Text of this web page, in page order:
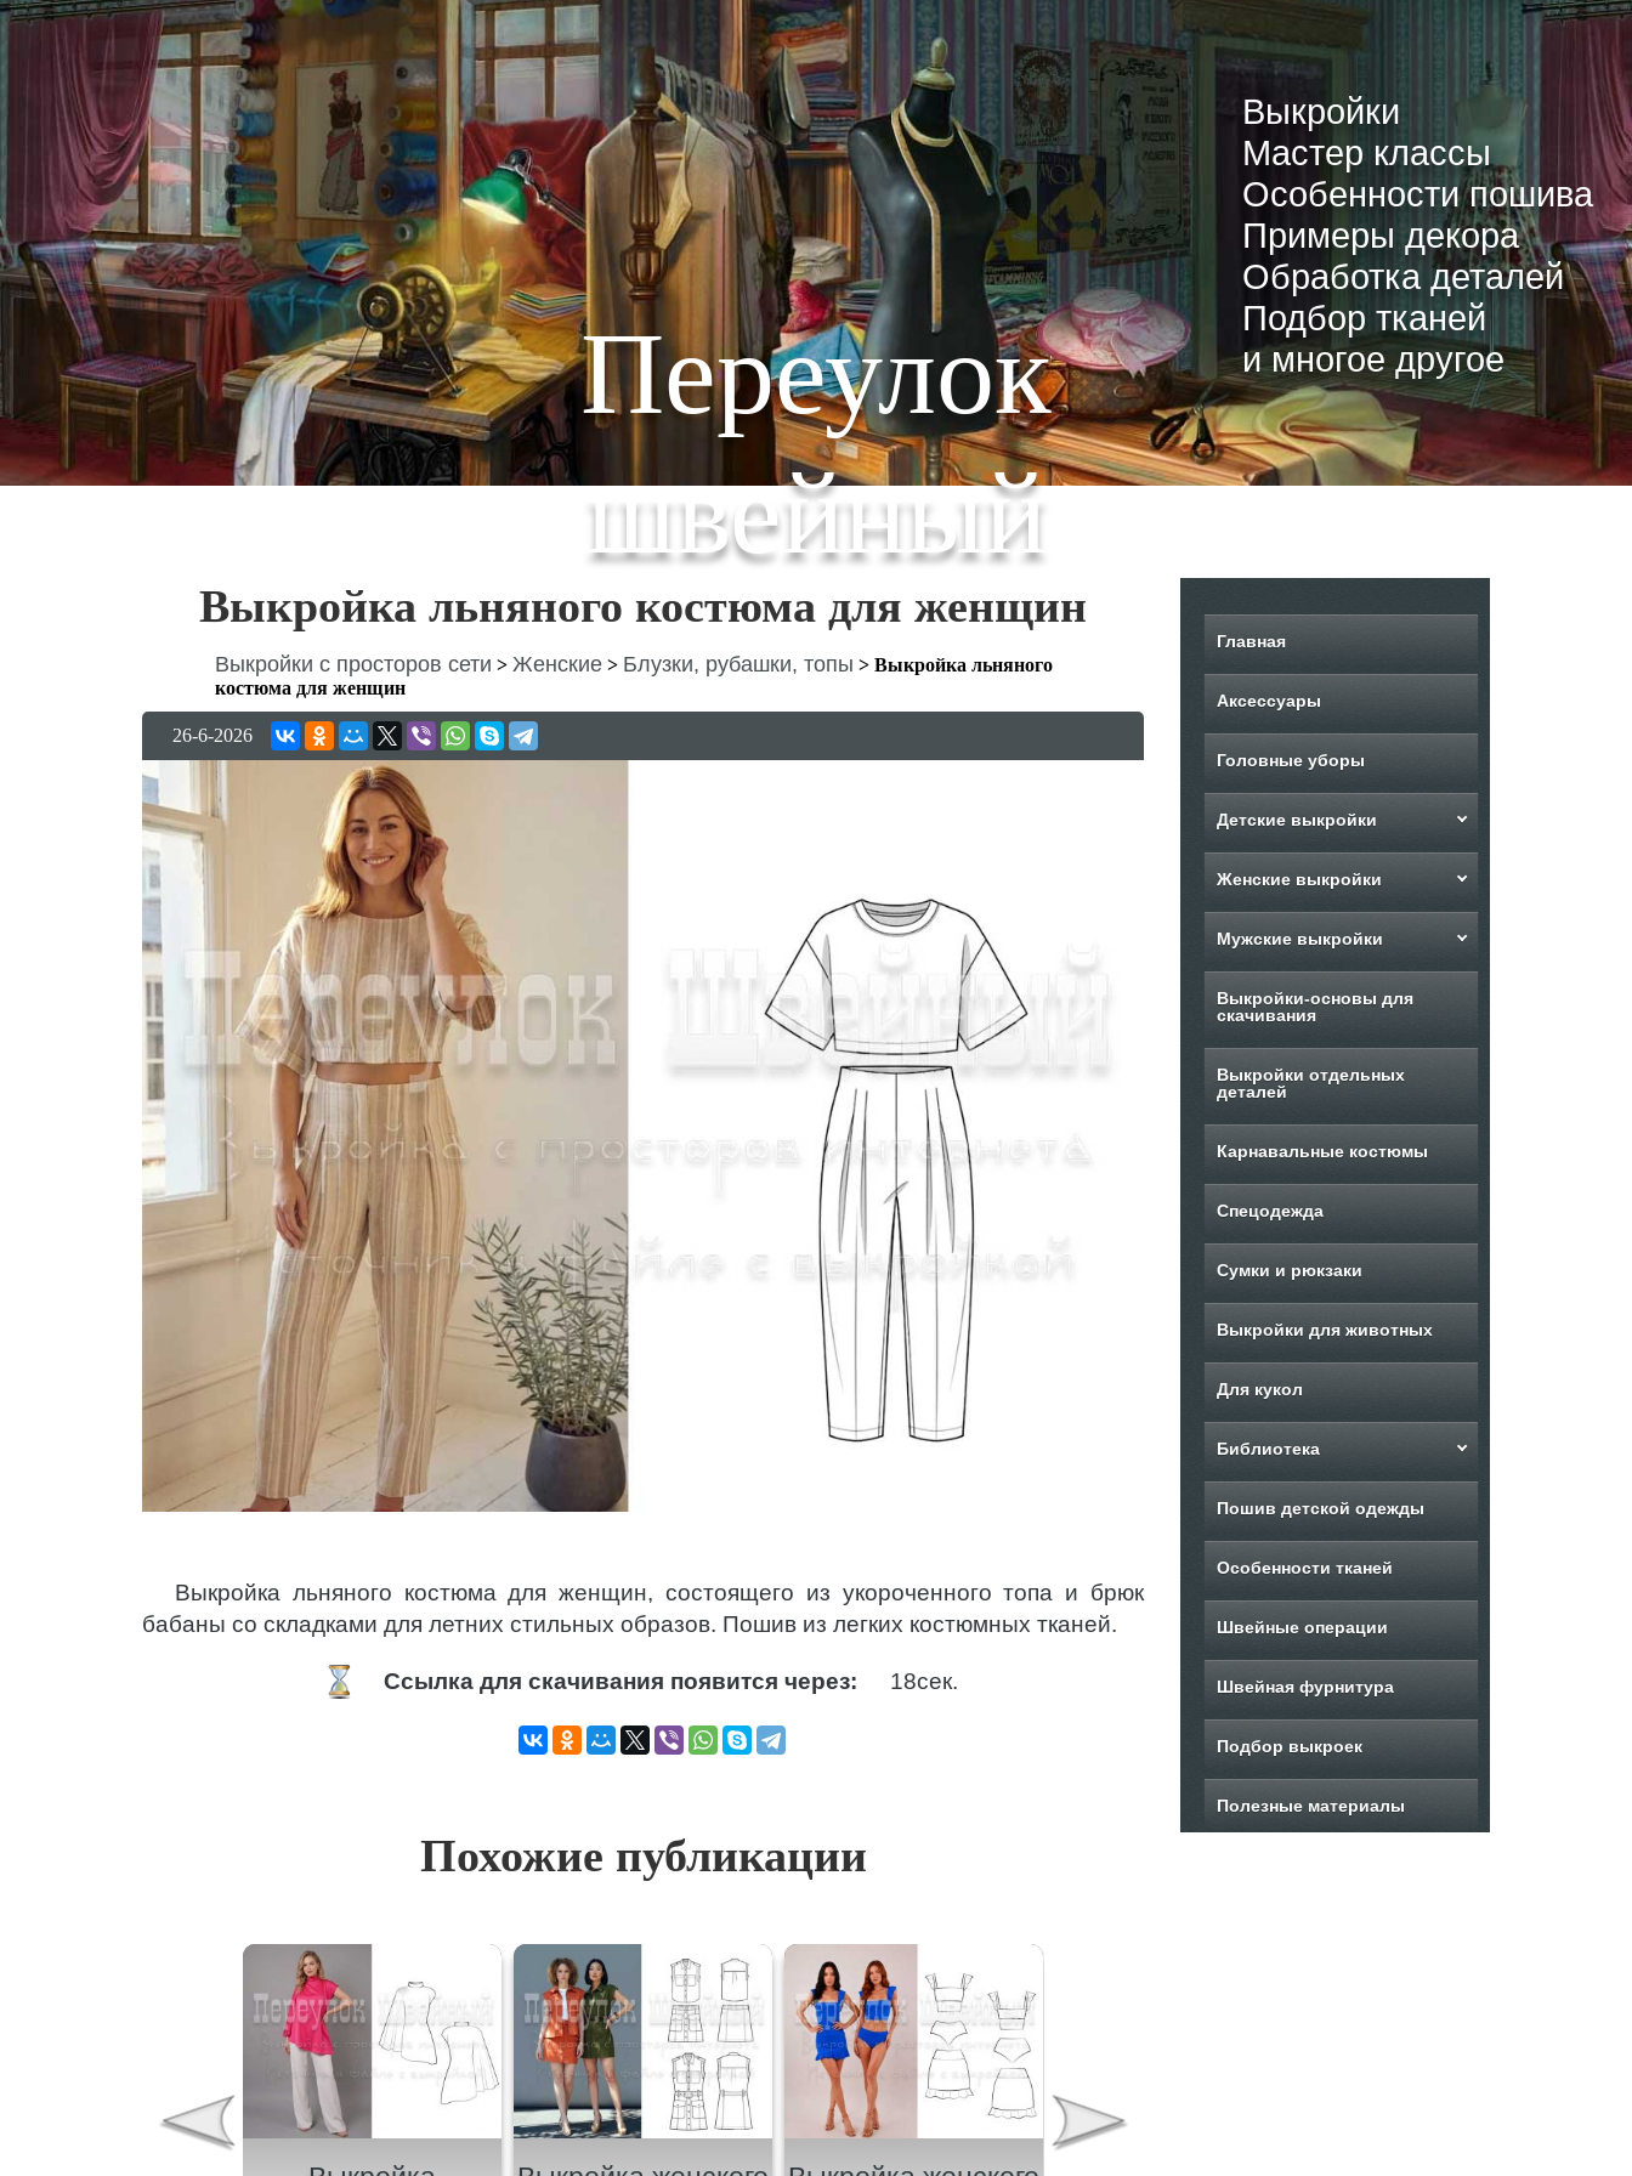
Переулок
швейный
Выкройки
Мастер классы
Особенности пошива
Примеры декора
Обработка деталей
Подбор тканей
и многое другое
Выкройка льняного костюма для женщин
Выкройки с просторов сети > Женские > Блузки, рубашки, топы > Выкройка льняного
костюма для женщин
26-6-2026
Выкройка льняного костюма для женщин, состоящего из укороченного топа и брюк
бабаны со складками для летних стильных образов. Пошив из легких костюмных тканей.
Ссылка для скачивания появится через: 17сек.
Похожие публикации
Главная
Аксессуары
Головные уборы
Детские выкройки
Женские выкройки
Мужские выкройки
Выкройки-основы для
скачивания
Выкройки отдельных
деталей
Карнавальные костюмы
Спецодежда
Сумки и рюкзаки
Выкройки для животных
Для кукол
Библиотека
Пошив детской одежды
Особенности тканей
Швейные операции
Швейная фурнитура
Подбор выкроек
Полезные материалы